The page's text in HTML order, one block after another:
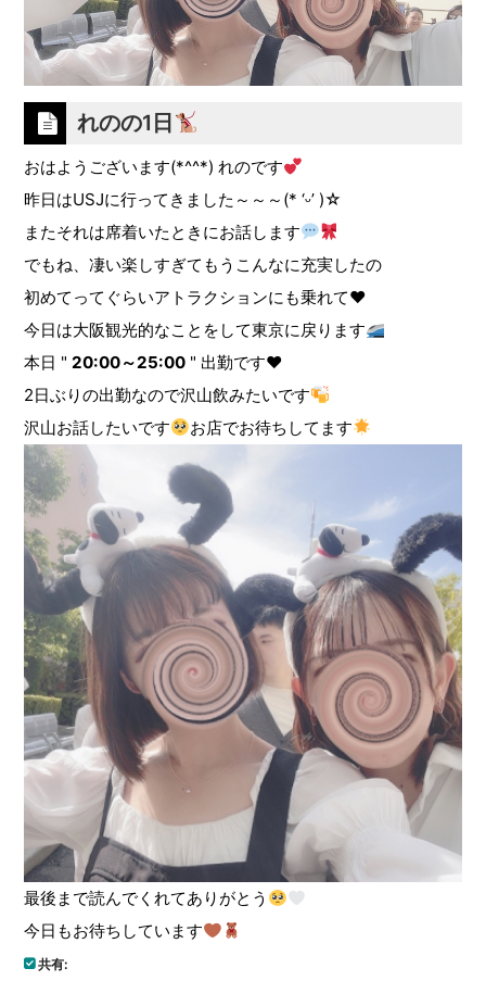
れのの1日
おはようございます(*^^*) れのです
昨日はUSJに行ってきました～～～(* ‘ᵕ’ )☆
またそれは席着いたときにお話します
でもね、凄い楽しすぎてもうこんなに充実したの
初めてってぐらいアトラクションにも乗れて❤︎
今日は大阪観光的なことをして東京に戻ります
本日 "20:00～25:00 " 出勤です❤︎
2日ぶりの出勤なので沢山飲みたいです
沢山お話したいです
お店でお待ちしてます
最後まで読んでくれてありがとう
今日もお待ちしています
共有: